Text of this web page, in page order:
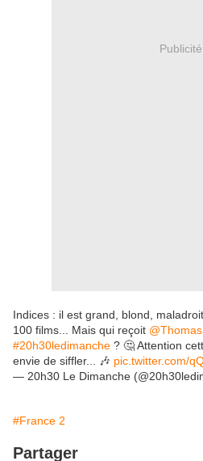
Publicité
Indices : il est grand, blond,
100 films... Mais qui reçoit
#20h30ledimanche ? 🤔 Attention
envie de siffler... 🎶 pic.twitter.com/
— 20h30 Le Dimanche
#France 2
Partager